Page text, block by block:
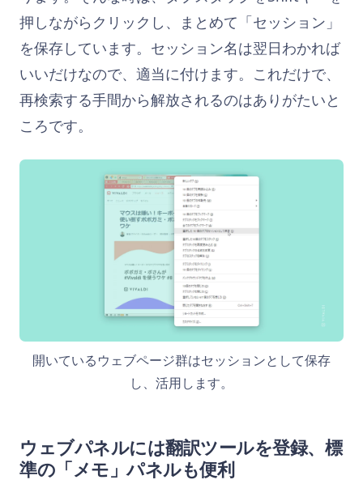
押しながらクリックし、まとめて「セッション」
を保存しています。セッション名は翌日わかれば
いいだけなので、適当に付けます。これだけで、
再検索する手間から解放されるのはありがたいと
ころです。
開いているウェブページ群はセッションとして保存
し、活用します。
ウェブパネルには翻訳ツールを登録、標
準の「メモ」パネルも便利